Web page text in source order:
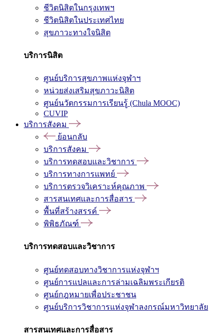
ชีวิตนิสิตในกรุงเทพฯ
ชีวิตนิสิตในประเทศไทย
สุขภาวะทางใจนิสิต
บริการนิสิต
ศูนย์บริการสุขภาพแห่งจุฬาฯ
หน่วยส่งเสริมสุขภาวะนิสิต
ศูนย์นวัตกรรมการเรียนรู้ (Chula MOOC)
CUVIP
บริการสังคม
ย้อนกลับ
บริการสังคม
บริการทดสอบและวิชาการ
บริการทางการแพทย์
บริการตรวจวิเคราะห์คุณภาพ
สารสนเทศและการสื่อสาร
พื้นที่สร้างสรรค์
พิพิธภัณฑ์
บริการทดสอบและวิชาการ
ศูนย์ทดสอบทางวิชาการแห่งจุฬาฯ
ศูนย์การแปลและการล่ามเฉลิมพระเกียรติ
ศูนย์กฎหมายเพื่อประชาชน
ศูนย์บริการวิชาการแห่งจุฬาลงกรณ์มหาวิทยาลัย
สารสนเทศและการสื่อสาร